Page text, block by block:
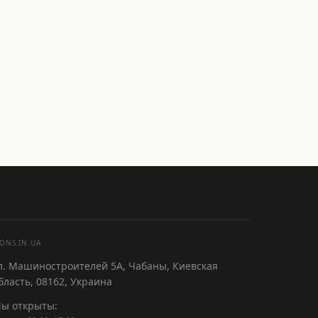
Машиностроителей 5А, Чабаны, Киевская
08162, Украина
открыты: